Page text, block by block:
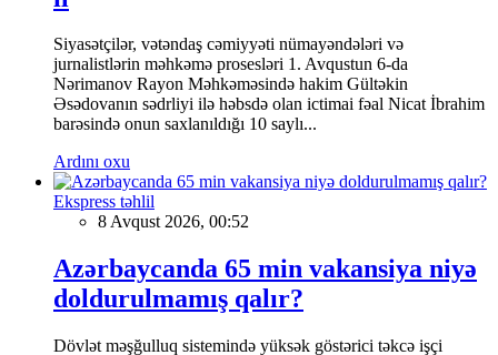
Siyasətçilər, vətəndaş cəmiyyəti nümayəndələri və
jurnalistlərin məhkəmə prosesləri 1. Avqustun 6-da
Nərimanov Rayon Məhkəməsində hakim Gültəkin
Əsədovanın sədrliyi ilə həbsdə olan ictimai fəal Nicat İbrahim
barəsində onun saxlanıldığı 10 saylı...
Ardını oxu
Ekspress təhlil
8 Avqust 2026, 00:52
Azərbaycanda 65 min vakansiya niyə
doldurulmamış qalır?
Dövlət məşğulluq sistemində yüksək göstərici təkcə işçi